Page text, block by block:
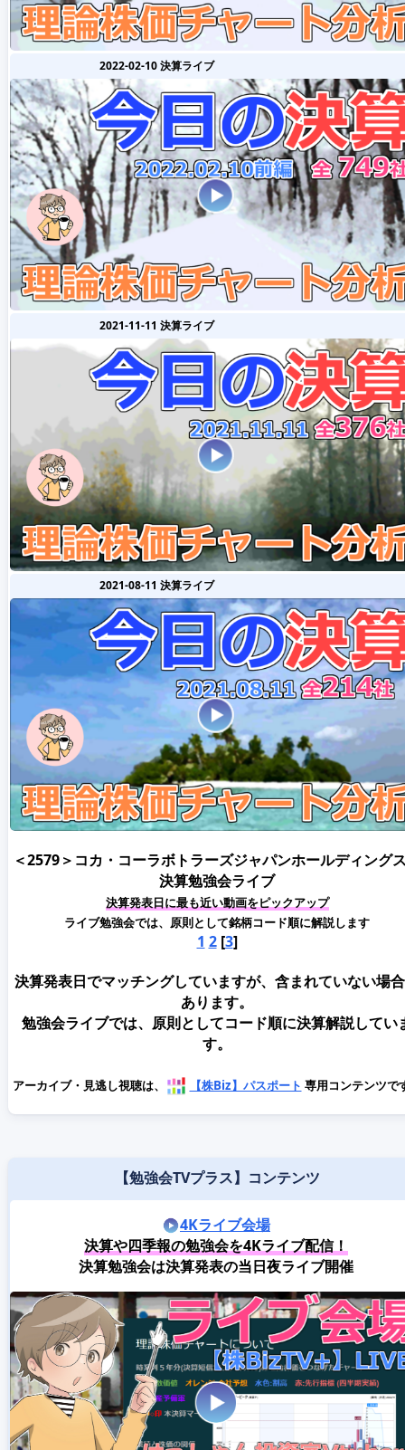
2022-02-10 決算ライブ
2021-11-11 決算ライブ
2021-08-11 決算ライブ
＜2579＞コカ・コーラボトラーズジャパンホールディング
決算勉強会ライブ
決算発表日に最も近い動画をピックアップ
ライブ勉強会では、原則として銘柄コード順に解説します
1 2[3]
決算発表日でマッチングしていますが、含まれていない場
あります。
勉強会ライブでは、原則としてコード順に決算解説してい
す。
アーカイブ・見逃し視聴は、 【株Biz】パスポート 専用コンテンツで
【勉強会TVプラス】コンテンツ
4Kライブ会場
決算や四季報の勉強会を4Kライブ配信！
決算勉強会は決算発表の当日夜ライブ開催